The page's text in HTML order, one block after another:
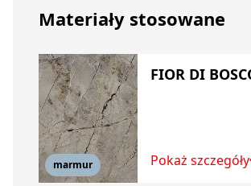
Materiały stosowane
marmur
FIOR DI
Pokaż szczegóły